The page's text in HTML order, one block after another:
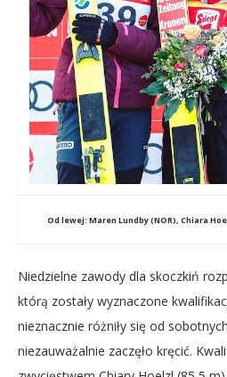
Od lewej: Maren Lundby (NOR), Chiara
Niedzielne zawody dla skoczkiń
którą zostały wyznaczone
nieznacznie różniły się od
niezauważalnie zaczęło kręcić.